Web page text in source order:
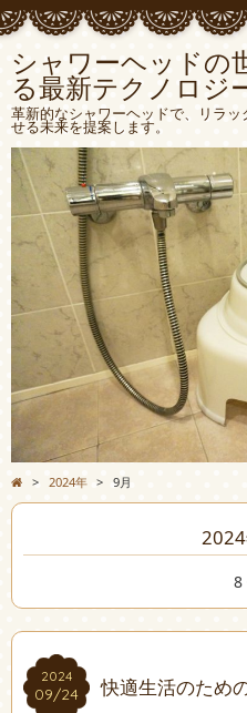
シャワーヘッドの
る最新テクノロジ
革新的なシャワーヘッドで、リラッ
せる未来を提案します。
> 2024年 > 9月
8
2024
09/24
2024
09/24 快適生活のため